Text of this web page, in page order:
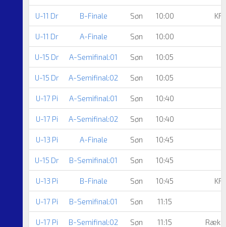
U-11 Dr B-Finale Søn 10:00
U-11 Dr A-Finale Søn 10:00
U-15 Dr A-Semifinal:01 Søn 10:05
U-15 Dr A-Semifinal:02 Søn 10:05
U-17 Pi A-Semifinal:01 Søn 10:40
U-17 Pi A-Semifinal:02 Søn 10:40
U-13 Pi A-Finale Søn 10:45
U-15 Dr B-Semifinal:01 Søn 10:45
U-13 Pi B-Finale Søn 10:45
U-17 Pi B-Semifinal:01 Søn 11:15
U-17 Pi B-Semifinal:02 Søn 11:15